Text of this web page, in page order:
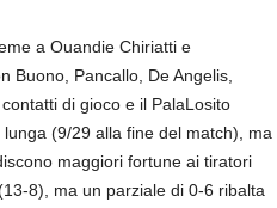
a Ouandie Chiriatti e
Buono, Pancallo, De Angelis,
di gioco e il PalaLosito
(9/29 alla fine del match), ma
maggiori fortune ai tiratori
8), ma un parziale di 0-6 ribalta